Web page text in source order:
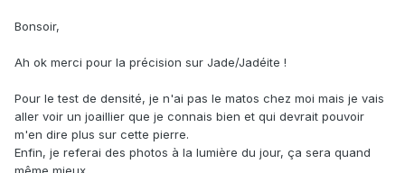
Bonsoir,
Ah ok merci pour la précision sur Jade/Jadéite !
Pour le test de densité, je n'ai pas le matos chez moi mais je vais
aller voir un joaillier que je connais bien et qui devrait pouvoir
m'en dire plus sur cette pierre.
Enfin, je referai des photos à la lumière du jour, ça sera quand